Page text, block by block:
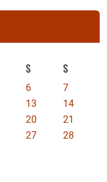
S S
6
7
13
14
20
21
27
28